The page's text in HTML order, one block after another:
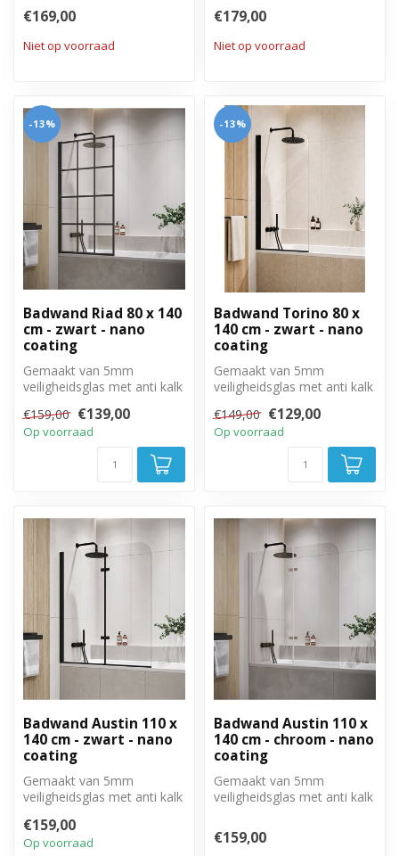
te draai...
€169,00
Niet op voorraad
te draai...
€179,00
Niet op voorraad
-13%
Badwand Riad 80 x 140
cm - zwart - nano
coating
Gemaakt van 5mm
veiligheidsglas met anti kalk
te draai...
€159,00 €139,00
Op voorraad
-13%
Badwand Torino 80 x
140 cm - zwart - nano
coating
Gemaakt van 5mm
veiligheidsglas met anti kalk
te draai...
€149,00 €129,00
Op voorraad
Badwand Austin 110 x
140 cm - zwart - nano
coating
Gemaakt van 5mm
veiligheidsglas met anti kalk
te draai...
€159,00
Op voorraad
Badwand Austin 110 x
140 cm - chroom - nano
coating
Gemaakt van 5mm
veiligheidsglas met anti kalk
te draai...
€159,00